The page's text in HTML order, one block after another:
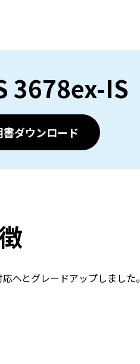
3678ex-IS
ダウンロード
へとグレードアップしました。